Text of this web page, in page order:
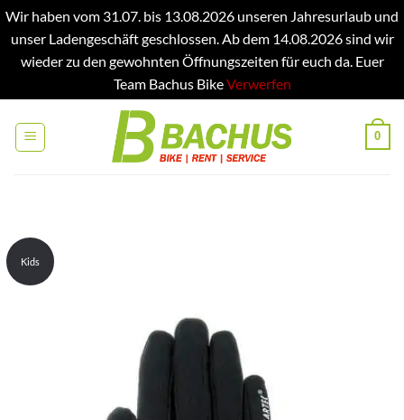
Wir haben vom 31.07. bis 13.08.2026 unseren Jahresurlaub und
unser Ladengeschäft geschlossen. Ab dem 14.08.2026 sind wir
wieder zu den gewohnten Öffnungszeiten für euch da. Euer
Team Bachus BikeVerwerfen
Inhalt
springen
0
Kids